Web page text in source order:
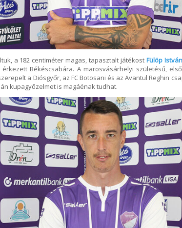
a 182 centiméter magas, tapasztalt játékost Fülöp
érkezett Békéscsabára. A marosvásárhelyi születésű,
a Diósgyőr, az FC Botosani és az Avantul Reghin
kupagyőzelmet is magáénak tudhat.